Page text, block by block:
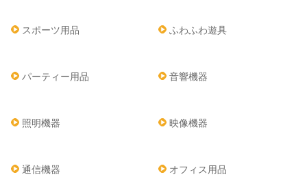
スポーツ用品 ふわふわ遊具
パーティー用品 音響機器
照明機器 映像機器
通信機器 オフィス用品